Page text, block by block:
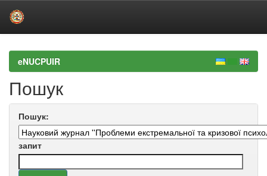
navigationeNUCPUIR
Пошук
Пошук:
запит